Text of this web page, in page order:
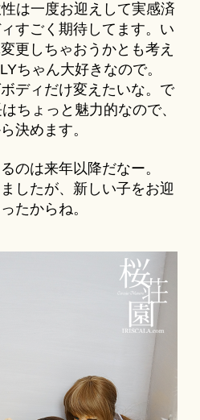
は一度お迎えして実感済
すごく期待してます。い
更しちゃおうかとも考え
ちゃん大好きなので。
ディだけ変えたいな。で
ちょっと魅力的なので、
決めます。
のは来年以降だなー。
したが、新しい子をお迎
たからね。